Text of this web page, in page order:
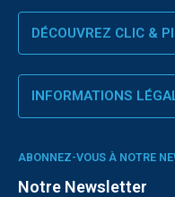
DÉCOUVREZ CLIC &
INFORMATIONS
ABONNEZ-VOUS À NOTRE
Notre Newsletter